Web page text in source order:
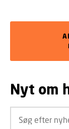
Nyt om